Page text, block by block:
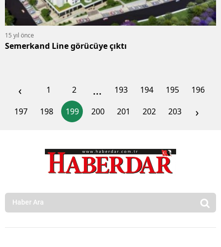
15 yıl önce
Semerkand Line görücüye çıktı
‹ 1 2 ... 193 194 195
196
197
198 199 200 201 202 203 ›